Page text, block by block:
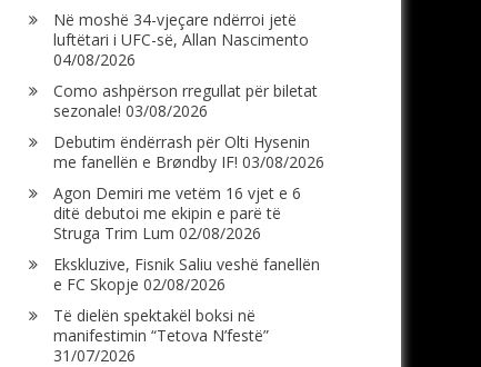
Në moshë 34-vjeçare ndërroi jetë
luftëtari i UFC-së, Allan Nascimento
04/08/2026
Como ashpërson rregullat për biletat
sezonale! 03/08/2026
Debutim ëndërrash për Olti Hysenin
me fanellën e Brøndby IF! 03/08/2026
Agon Demiri me vetëm 16 vjet e 6
ditë debutoi me ekipin e parë të
Struga Trim Lum 02/08/2026
Ekskluzive, Fisnik Saliu veshë fanellën
e FC Skopje 02/08/2026
Të dielën spektakël boksi në
manifestimin “Tetova N’festë”
31/07/2026